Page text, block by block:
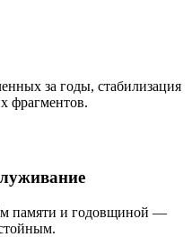
за годы, стабилизация
фрагментов.
памяти и годовщиной —